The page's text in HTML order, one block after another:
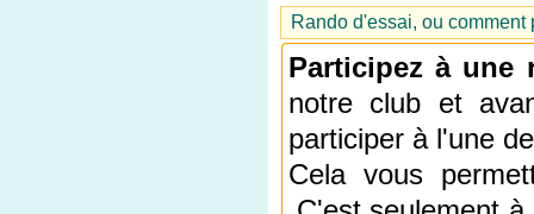
Rando d'essai, ou
Participez à une
notre club et
participer à l'une
Cela vous